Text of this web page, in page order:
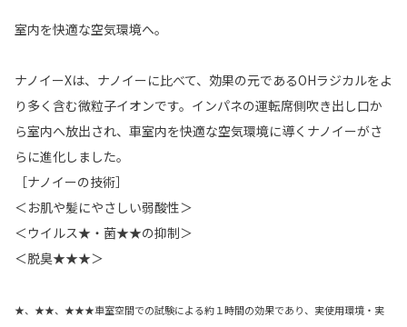
室内を快適な空気環境へ。
ナノイーXは、ナノイーに比べて、効果の元であるOHラジカルをよ
り多く含む微粒子イオンです。インパネの運転席側吹き出し口か
ら室内へ放出され、車室内を快適な空気環境に導くナノイーがさ
らに進化しました。
［ナノイーの技術］
＜お肌や髪にやさしい弱酸性＞
＜ウイルス★・菌★★の抑制＞
＜脱臭★★★＞
★、★★、★★★車室空間での試験による約１時間の効果であり、実使用環境・実